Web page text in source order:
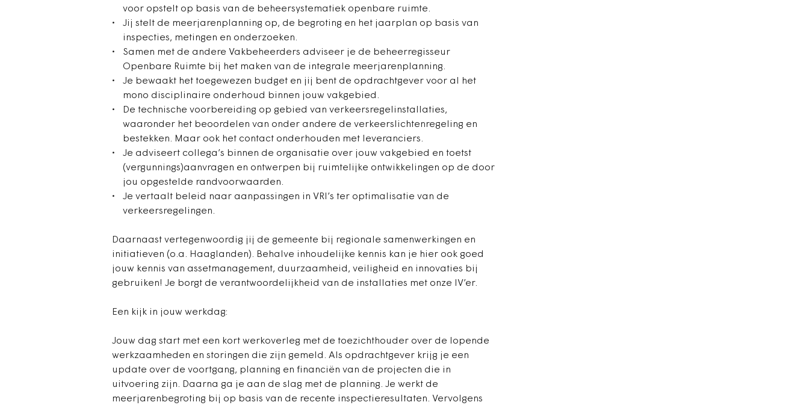
voor opstelt op basis van de beheersystematiek openbare ruimte.
Jij stelt de meerjarenplanning op, de begroting en het jaarplan op basis van
inspecties, metingen en onderzoeken.
Samen met de andere Vakbeheerders adviseer je de beheerregisseur
Openbare Ruimte bij het maken van de integrale meerjarenplanning.
Je bewaakt het toegewezen budget en jij bent de opdrachtgever voor al het
mono disciplinaire onderhoud binnen jouw vakgebied.
De technische voorbereiding op gebied van verkeersregelinstallaties,
waaronder het beoordelen van onder andere de verkeerslichtenregeling en
bestekken. Maar ook het contact onderhouden met leveranciers.
Je adviseert collega’s binnen de organisatie over jouw vakgebied en toetst
(vergunnings)aanvragen en ontwerpen bij ruimtelijke ontwikkelingen op de door
jou opgestelde randvoorwaarden.
Je vertaalt beleid naar aanpassingen in VRI’s ter optimalisatie van de
verkeersregelingen.
Daarnaast vertegenwoordig jij de gemeente bij regionale samenwerkingen en
initiatieven (o.a. Haaglanden). Behalve inhoudelijke kennis kan je hier ook goed
jouw kennis van assetmanagement, duurzaamheid, veiligheid en innovaties bij
gebruiken! Je borgt de verantwoordelijkheid van de installaties met onze IV’er.
Een kijk in jouw werkdag:
Jouw dag start met een kort werkoverleg met de toezichthouder over de lopende
werkzaamheden en storingen die zijn gemeld. Als opdrachtgever krijg je een
update over de voortgang, planning en financiën van de projecten die in
uitvoering zijn. Daarna ga je aan de slag met de planning. Je werkt de
meerjarenbegroting bij op basis van de recente inspectieresultaten. Vervolgens